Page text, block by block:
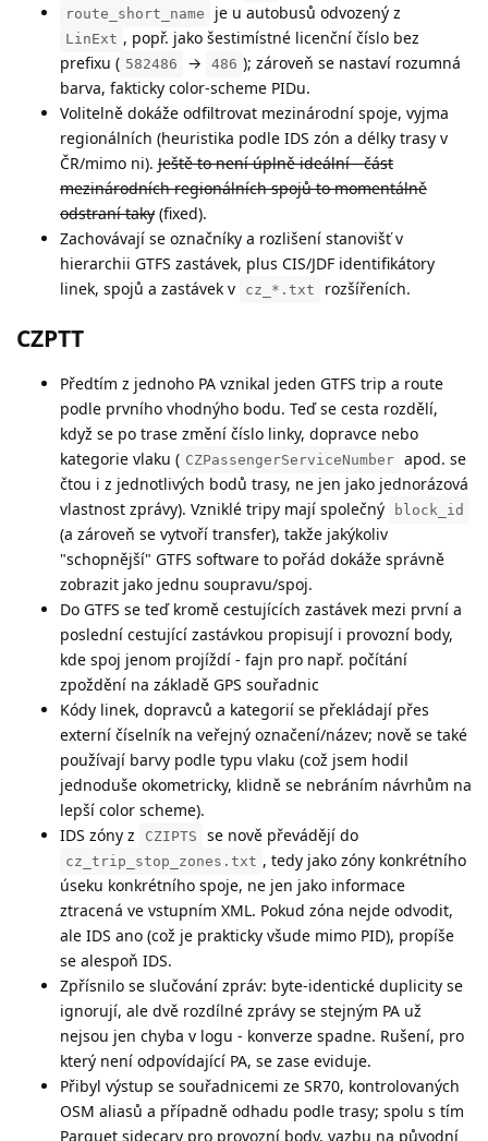
route_short_name je u autobusů odvozený z
LinExt , popř. jako šestimístné licenční číslo bez
prefixu ( 582486 → 486 ); zároveň se nastaví rozumná
barva, fakticky color-scheme PIDu.
Volitelně dokáže odfiltrovat mezinárodní spoje, vyjma
regionálních (heuristika podle IDS zón a délky trasy v
ČR/mimo ni). Ještě to není úplně ideální - část
mezinárodních regionálních spojů to momentálně
odstraní taky (fixed).
Zachovávají se označníky a rozlišení stanovišť v
hierarchii GTFS zastávek, plus CIS/JDF identifikátory
linek, spojů a zastávek v
cz_*.txt rozšířeních.
CZPTT
Předtím z jednoho PA vznikal jeden GTFS trip a route
podle prvního vhodnýho bodu. Teď se cesta rozdělí,
když se po trase změní číslo linky, dopravce nebo
kategorie vlaku ( CZPassengerServiceNumber apod. se
čtou i z jednotlivých bodů trasy, ne jen jako jednorázová
vlastnost zprávy). Vzniklé tripy mají společný
block_id
(a zároveň se vytvoří transfer), takže jakýkoliv
"schopnější" GTFS software to pořád dokáže správně
zobrazit jako jednu soupravu/spoj.
Do GTFS se teď kromě cestujících zastávek mezi první a
poslední cestující zastávkou propisují i provozní body,
kde spoj jenom projíždí - fajn pro např. počítání
zpoždění na základě GPS souřadnic
Kódy linek, dopravců a kategorií se překládají přes
externí číselník na veřejný označení/název; nově se také
používají barvy podle typu vlaku (což jsem hodil
jednoduše okometricky, klidně se nebráním návrhům na
lepší color scheme).
IDS zóny z
CZIPTS se nově převádějí do
cz_trip_stop_zones.txt , tedy jako zóny konkrétního
úseku konkrétního spoje, ne jen jako informace
ztracená ve vstupním XML. Pokud zóna nejde odvodit,
ale IDS ano (což je prakticky všude mimo PID), propíše
se alespoň IDS.
Zpřísnilo se slučování zpráv: byte-identické duplicity se
ignorují, ale dvě rozdílné zprávy se stejným PA už
nejsou jen chyba v logu - konverze spadne. Rušení, pro
který není odpovídající PA, se zase eviduje.
Přibyl výstup se souřadnicemi ze SR70, kontrolovaných
OSM aliasů a případně odhadu podle trasy; spolu s tím
Parquet sidecary pro provozní body, vazbu na původní